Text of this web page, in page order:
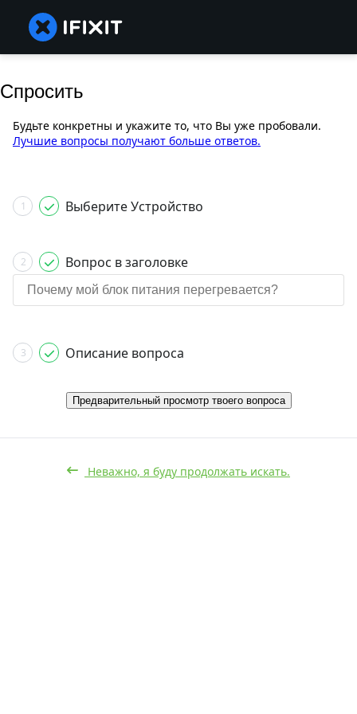
Спросить
Будьте конкретны и укажите то, что Вы уже пробовали.
Лучшие вопросы получают больше ответов.
1 Выберите Устройство
2 Вопрос в заголовке
3 Описание вопроса
Предварительный просмотр твоего вопроса
Неважно, я буду продолжать искать.